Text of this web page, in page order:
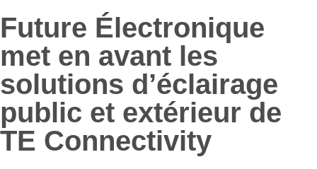
Future Électronique
met en avant les
solutions d’éclairage
public et extérieur de
TE Connectivity